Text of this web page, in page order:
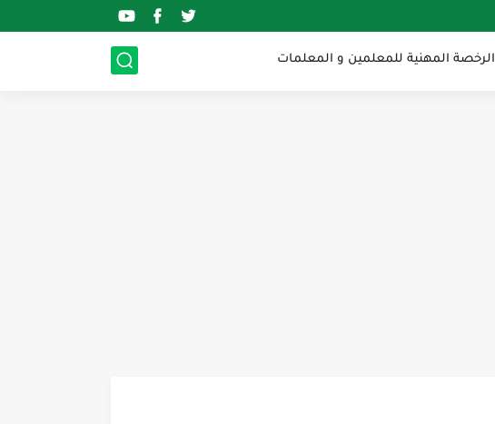
الرخصة المهنية للمعلمين و المعلمات